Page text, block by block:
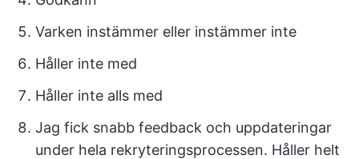
Varken instämmer eller instämmer inte
Håller inte med
Håller inte alls med
Jag fick snabb feedback och uppdateringar
under hela rekryteringsprocessen. Håller helt